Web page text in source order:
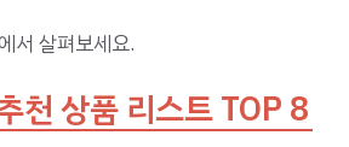
서 살펴보세요.
천 상품 리스트 TOP 8